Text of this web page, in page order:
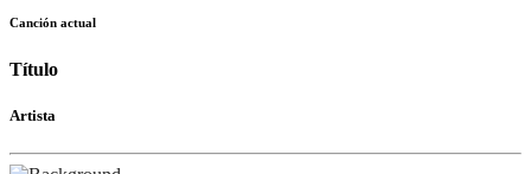
Canción actual
Título
Artista